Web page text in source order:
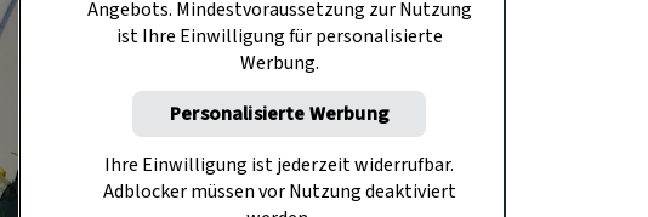
Angebots. Mindestvoraussetzung zur Nutzung
ist Ihre Einwilligung für personalisierte
Werbung.
Personalisierte Werbung
Ihre Einwilligung ist jederzeit widerrufbar.
Adblocker müssen vor Nutzung deaktiviert